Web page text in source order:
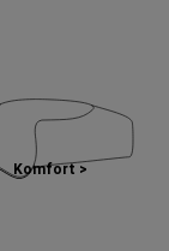
Komfort >